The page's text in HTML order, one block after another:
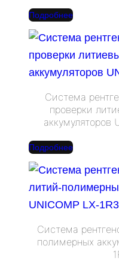
Подробнее
Система
проверки
аккумуляторов
Подробнее
Система
полимерных